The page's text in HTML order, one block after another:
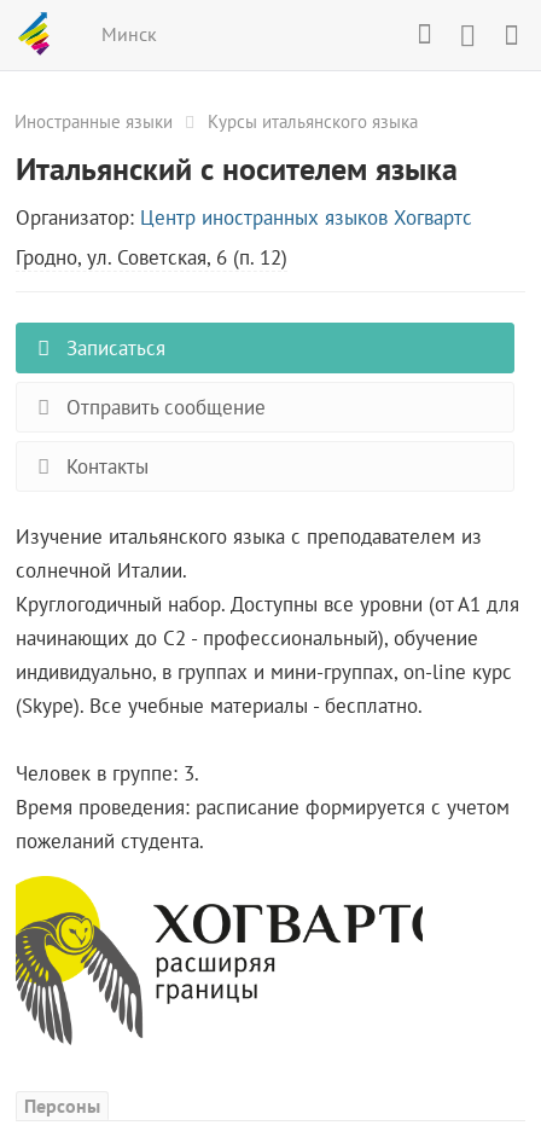
Минск
Иностранные языки Курсы итальянского языка
Итальянский с носителем языка
Организатор: Центр иностранных языков Хогвартс
Гродно, ул. Советская, 6 (п. 12)
Записаться
Отправить сообщение
Контакты
Изучение итальянского языка с преподавателем из
солнечной Италии.
Круглогодичный набор. Доступны все уровни (от А1 для
начинающих до С2 - профессиональный), обучение
индивидуально, в группах и мини-группах, on-line курс
(Skype). Все учебные материалы - бесплатно.
Человек в группе: 3.
Время проведения: расписание формируется с учетом
пожеланий студента.
Персоны